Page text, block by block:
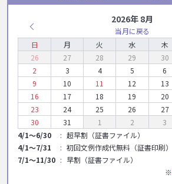
2026年 8月
当月に戻る
日
月 火 水 木
26
27 28 29 30
2
3 4 5 6
9
10 11 12 13
16
17 18 19 20
23
24 25 26 27
30
31 1 2 3
4/1～6/30
超早割（証書ファイル）
4/1～7/31
初回文例作成代無料（証書印刷）
7/1～11/30
早割（証書ファイル）
※